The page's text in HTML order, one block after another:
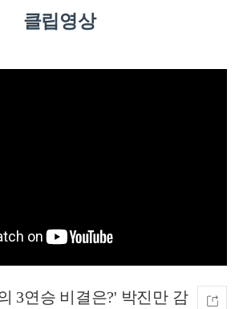
클립영상
3연승 비결은?' 박진만 감